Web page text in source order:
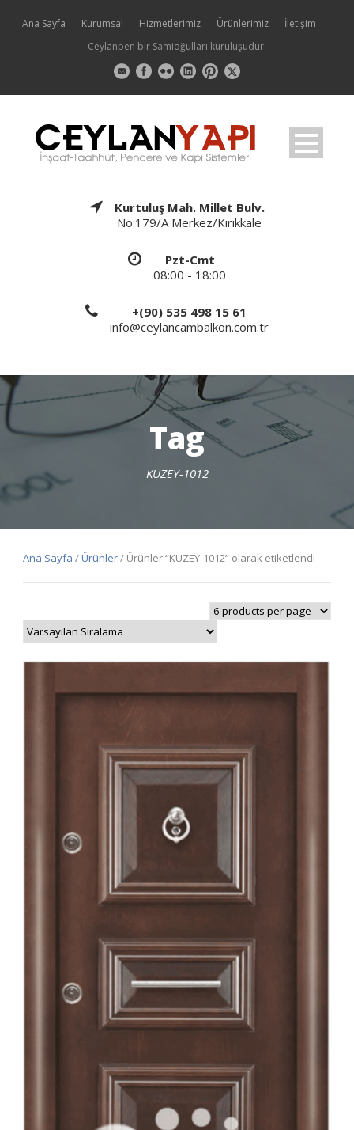
Ana Sayfa Kurumsal Hizmetlerimiz Ürünlerimiz
İletişim
Ceylanpen bir Samioğulları kuruluşudur.
Kurtuluş Mah. Millet Bulv.
No:179/A Merkez/Kırıkkale
Pzt-Cmt
08:00 - 18:00
+(90) 535 498 15 61
info@ceylancambalkon.com.tr
Tag
KUZEY-1012
Ana Sayfa /Ürünler/ Ürünler “KUZEY-1012” olarak etiketlendi